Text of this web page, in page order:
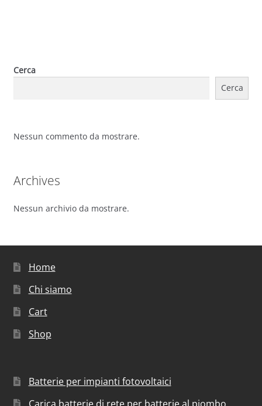
Cerca
Cerca
Nessun commento da mostrare.
Archives
Nessun archivio da mostrare.
Home
Chi siamo
Cart
Shop
Batterie per impianti fotovoltaici